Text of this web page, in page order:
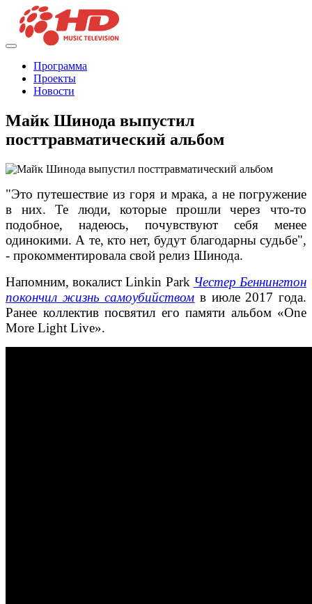
Программа
Проекты
Новости
Майк Шинода выпустил
посттравматический альбом
"Это путешествие из горя и мрака, а не погружение
в них. Те люди, которые прошли через что-то
подобное, надеюсь, почувствуют себя менее
одинокими. А те, кто нет, будут благодарны судьбе",
- прокомментировала свой релиз Шинода.
Напомним, вокалист Linkin Park Честер Беннингтон
покончил жизнь самоубийством в июле 2017 года.
Ранее коллектив посвятил его памяти альбом «One
More Light Live».